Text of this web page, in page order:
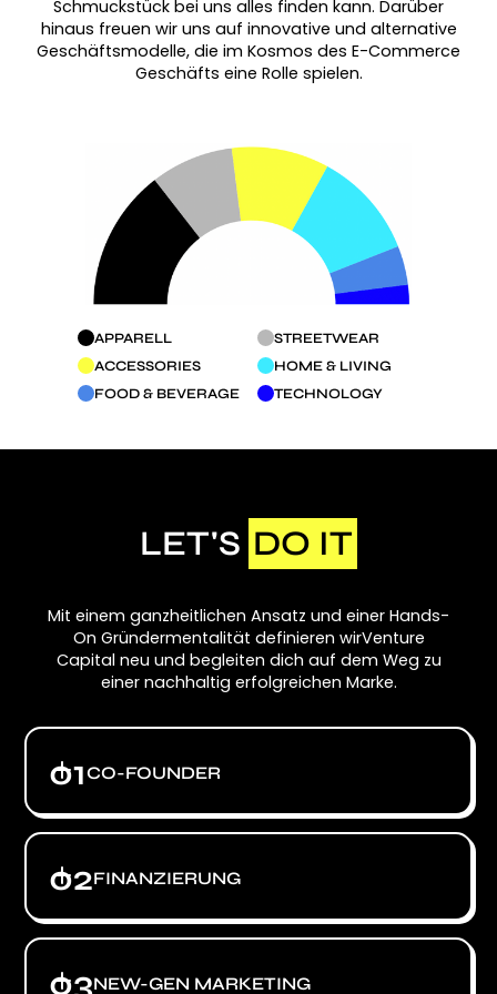
APPARELL
STREETWEAR
ACCESSORIES
HOME & LIVING
FOOD & BEVERAGE
TECHNOLOGY
Schmuckstück bei uns alles finden kann. Darüber
hinaus freuen wir uns auf innovative und alternative
Geschäftsmodelle, die im Kosmos des E-Commerce
Geschäfts eine Rolle spielen.
LET'S DO IT
Mit einem ganzheitlichen Ansatz und einer Hands-
On Gründermentalität definieren wirVenture
Capital neu und begleiten dich auf dem Weg zu
einer nachhaltig erfolgreichen Marke.
01CO-FOUNDER
Der Erfolg des Unternehmens wird zur
gemeinsamen Mission. Vergleichbar mit einem
an deinen Zielen. Dabei geht es nicht um
Fortschritt, die uns entlang der
02FINANZIERUNG
Das Ermöglichen von Wachstumspotentialen in
03NEW-GEN MARKETING